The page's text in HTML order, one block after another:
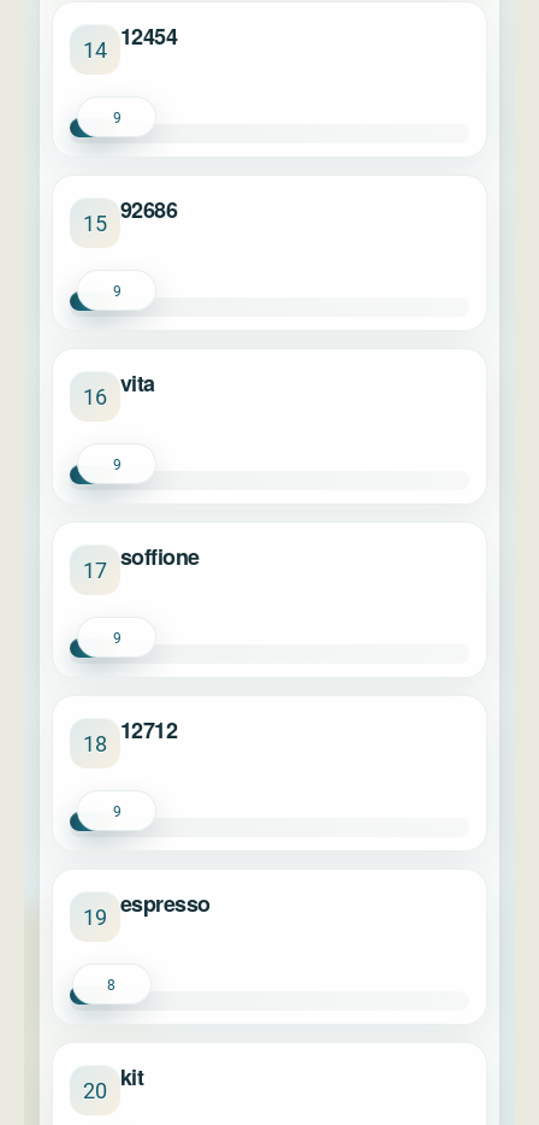
14 12454
9
15 92686
9
16 vita
9
17 soffione
9
18 12712
9
19 espresso
8
20 kit